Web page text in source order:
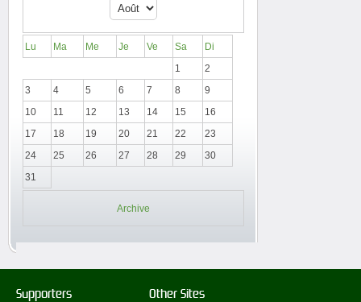
Lu Ma Me Je Ve Sa
Di
1
2
3
4 5 6 7 8
9
10
11 12 13 14 15
16
17
18 19 20 21 22
23
24
25 26 27 28 29
30
31
Archive
Supporters Other Sites